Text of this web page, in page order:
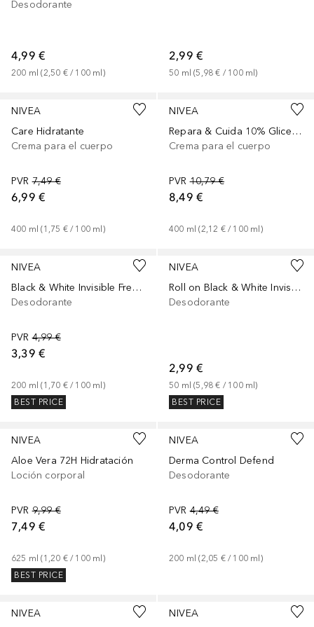
Desodorante
4,99 €
200 ml (2,50 € / 100 ml )
2,99 €
50 ml (5,98 € / 100 ml)
NIVEA
Care Hidratante
Crema para el cuerpo
PVR 7,49 €
6,99 €
400 ml (1,75 € / 100 ml )
NIVEA
Repara & Cuida 10% Glicerina + Pantenol
Crema para el cuerpo
PVR 10,79 €
8,49 €
400 ml (2,12 € / 100 ml )
NIVEA
Black & White Invisible Fresh Spray
Desodorante
PVR 4,99 €
3,39 €
200 ml (1,70 € / 100 ml )
BEST PRICE
NIVEA
Roll on Black & White Invisible Original
Desodorante
2,99 €
50 ml (5,98 € / 100 ml)
BEST PRICE
NIVEA
Aloe Vera 72H Hidratación
Loción corporal
PVR 9,99 €
7,49 €
625 ml (1,20 € / 100 ml )
BEST PRICE
NIVEA
Derma Control Defend
Desodorante
PVR 4,49 €
4,09 €
200 ml (2,05 € / 100 ml )
NIVEA
NIVEA